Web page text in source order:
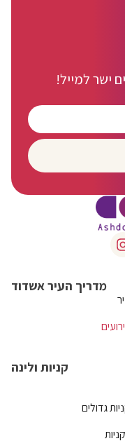
ישר למייל!
מדריך העיר אשדוד
קניות ולינה
גדולים